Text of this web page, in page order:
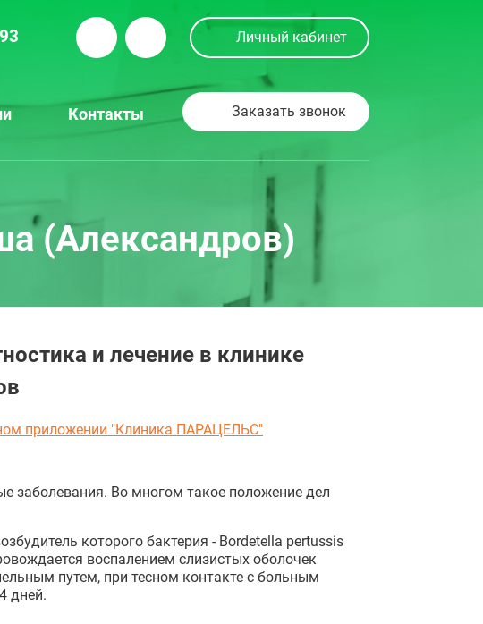
Личный кабинет
Контакты Заказать звонок
(Александров)
и лечение в клинике
приложении "Клиника ПАРАЦЕЛЬС"
заболевания. Во многом такое положение дел
которого бактерия - Bordetella pertussis
воспалением слизистых оболочек
путем, при тесном контакте с больным
дней.